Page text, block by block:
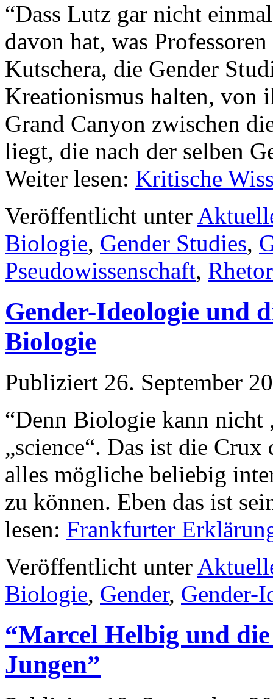
“Dass Lutz gar nicht
davon hat, was
Kutschera, die Gender
Kreationismus halten, von
Grand Canyon zwischen
liegt, die nach der selben
Weiter lesen: Kritische
Veröffentlicht unter
Biologie, Gender Studies,
Pseudowissenschaft,
Gender-Ideologie und
Biologie
Publiziert 26. September
“Denn Biologie kann nicht
„science“. Das ist die Crux
alles mögliche beliebig
zu können. Eben das ist
lesen: Frankfurter
Veröffentlicht unter
Biologie, Gender, Gender-
“Marcel Helbig und die
Jungen”